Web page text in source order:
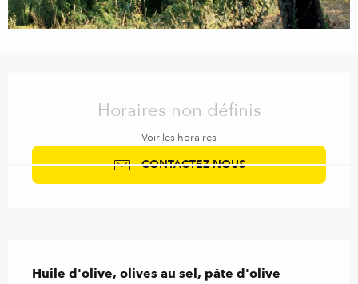
Horaires non définis
Voir les horaires
CONTACTEZ-NOUS
Huile d'olive, olives au sel, pâte d'olive